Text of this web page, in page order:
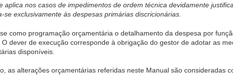
aplica nos casos de impedimentos de ordem técnica devidamente
se exclusivamente às despesas primárias discricionárias.
como programação orçamentária o detalhamento da despesa por
dever de execução corresponde à obrigação do gestor de adotar as
disponíveis.
as alterações orçamentárias referidas neste Manual são consideradas